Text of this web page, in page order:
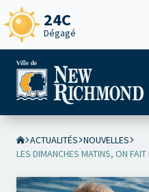
24C
Dégagé
ACTUALITÉS NOUVELLES
LES DIMANCHES MATINS, ON